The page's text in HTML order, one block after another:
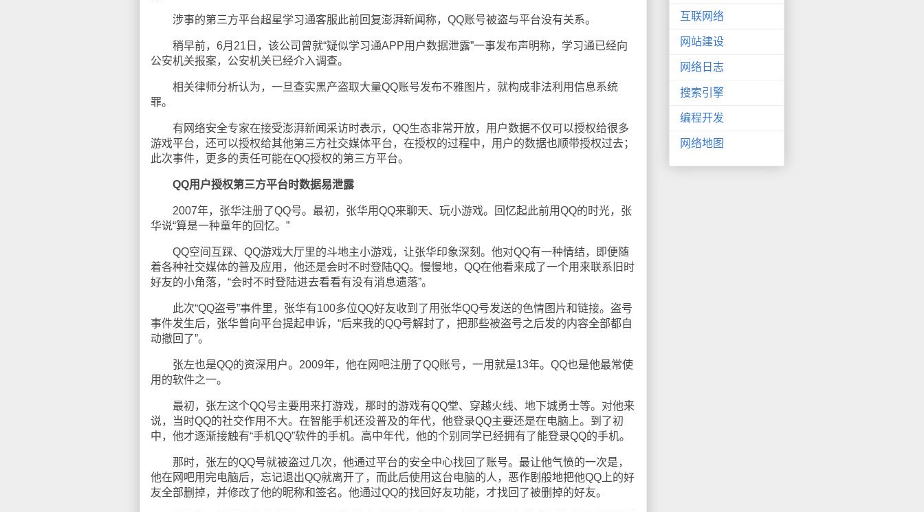
涉事的第三方平台超星学习通客服此前回复澎湃新闻称，QQ账号被盗与平台没有关系。
稍早前，6月21日，该公司曾就“疑似学习通APP用户数据泄露”一事发布声明称，学习通已经向
公安机关报案，公安机关已经介入调查。
相关律师分析认为，一旦查实黑产盗取大量QQ账号发布不雅图片，就构成非法利用信息系统
罪。
有网络安全专家在接受澎湃新闻采访时表示，QQ生态非常开放，用户数据不仅可以授权给很多
游戏平台，还可以授权给其他第三方社交媒体平台，在授权的过程中，用户的数据也顺带授权过去；
此次事件，更多的责任可能在QQ授权的第三方平台。
QQ用户授权第三方平台时数据易泄露
2007年，张华注册了QQ号。最初，张华用QQ来聊天、玩小游戏。回忆起此前用QQ的时光，张
华说“算是一种童年的回忆。”
QQ空间互踩、QQ游戏大厅里的斗地主小游戏，让张华印象深刻。他对QQ有一种情结，即便随
着各种社交媒体的普及应用，他还是会时不时登陆QQ。慢慢地，QQ在他看来成了一个用来联系旧时
好友的小角落，“会时不时登陆进去看看有没有消息遗落”。
此次“QQ盗号”事件里，张华有100多位QQ好友收到了用张华QQ号发送的色情图片和链接。盗号
事件发生后，张华曾向平台提起申诉，“后来我的QQ号解封了，把那些被盗号之后发的内容全部都自
动撤回了”。
张左也是QQ的资深用户。2009年，他在网吧注册了QQ账号，一用就是13年。QQ也是他最常使
用的软件之一。
最初，张左这个QQ号主要用来打游戏，那时的游戏有QQ堂、穿越火线、地下城勇士等。对他来
说，当时QQ的社交作用不大。在智能手机还没普及的年代，他登录QQ主要还是在电脑上。到了初
中，他才逐渐接触有“手机QQ”软件的手机。高中年代，他的个别同学已经拥有了能登录QQ的手机。
那时，张左的QQ号就被盗过几次，他通过平台的安全中心找回了账号。最让他气愤的一次是，
他在网吧用完电脑后，忘记退出QQ就离开了，而此后使用这台电脑的人，恶作剧般地把他QQ上的好
友全部删掉，并修改了他的昵称和签名。他通过QQ的找回好友功能，才找回了被删掉的好友。
互联网络
网站建设
网络日志
搜索引擎
编程开发
网络地图